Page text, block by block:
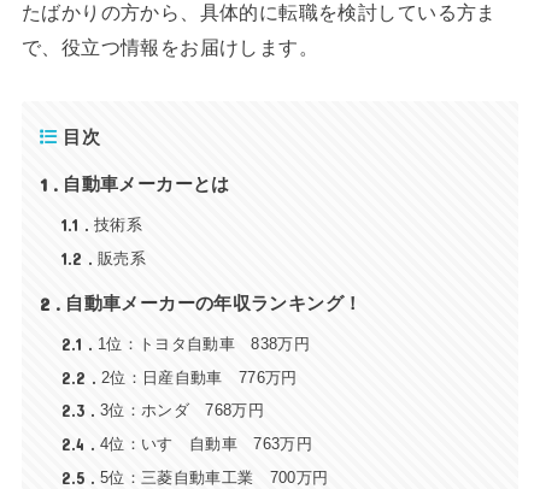
たばかりの方から、具体的に転職を検討している方ま
で、役立つ情報をお届けします。
目次
1 自動車メーカーとは
1.1 技術系
1.2 販売系
2 自動車メーカーの年収ランキング！
2.1 1位：トヨタ自動車 838万円
2.2 2位：日産自動車 776万円
2.3 3位：ホンダ 768万円
2.4 4位：いすゞ自動車 763万円
2.5 5位：三菱自動車工業 700万円